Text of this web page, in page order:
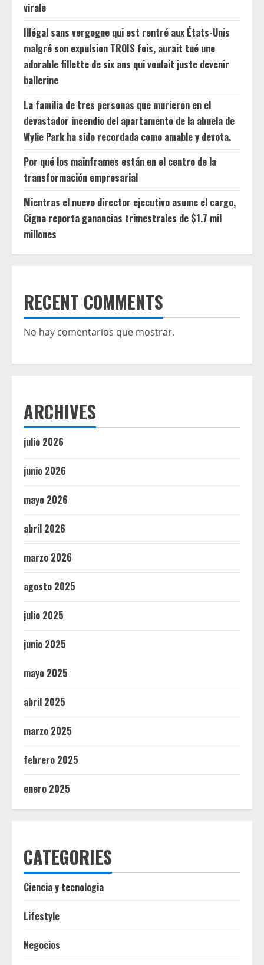
virale
Illégal sans vergogne qui est rentré aux États-Unis
malgré son expulsion TROIS fois, aurait tué une
adorable fillette de six ans qui voulait juste devenir
ballerine
La familia de tres personas que murieron en el
devastador incendio del apartamento de la abuela de
Wylie Park ha sido recordada como amable y devota.
Por qué los mainframes están en el centro de la
transformación empresarial
Mientras el nuevo director ejecutivo asume el cargo,
Cigna reporta ganancias trimestrales de $1.7 mil
millones
RECENT COMMENTS
No hay comentarios que mostrar.
ARCHIVES
julio 2026
junio 2026
mayo 2026
abril 2026
marzo 2026
agosto 2025
julio 2025
junio 2025
mayo 2025
abril 2025
marzo 2025
febrero 2025
enero 2025
CATEGORIES
Ciencia y tecnologia
Lifestyle
Negocios